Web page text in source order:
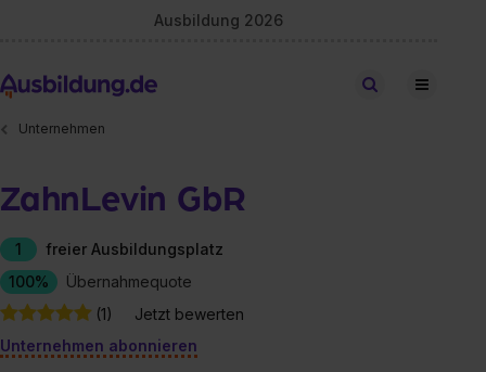
Ausbildung 2026
Stellen finden
Unternehmen
ZahnLevin GbR
1
freier Ausbildungsplatz
100%
Übernahmequote
(1)
Jetzt bewerten
Unternehmen abonnieren